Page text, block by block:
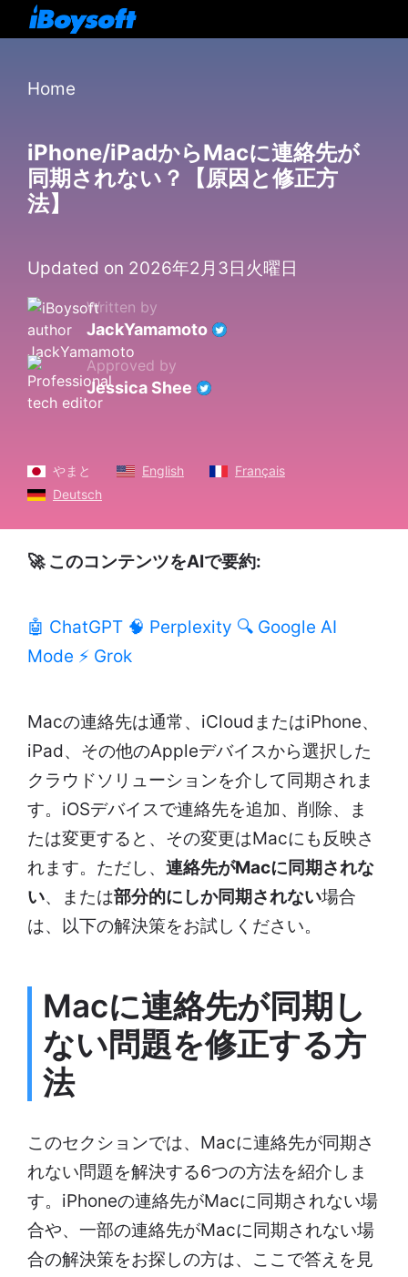
Home
iPhone/iPadからMacに連絡先が
同期されない？【原因と修正方
法】
Updated on 2026年2月3日火曜日
Written by
JackYamamoto
Approved by
Jessica Shee
やまと English
Français
Deutsch
🚀 このコンテンツをAIで要約:
🤖 ChatGPT 🧠 Perplexity 🔍 Google AI
Mode ⚡ Grok
Macの連絡先は通常、iCloudまたはiPhone、
iPad、その他のAppleデバイスから選択した
クラウドソリューションを介して同期されま
す。iOSデバイスで連絡先を追加、削除、ま
たは変更すると、その変更はMacにも反映さ
れます。ただし、 連絡先がMacに同期されな
い、または部分的にしか同期されない場合
は、以下の解決策をお試しください。
Macに連絡先が同期し
ない問題を修正する方
法
このセクションでは、Macに連絡先が同期さ
れない問題を解決する6つの方法を紹介しま
す。iPhoneの連絡先がMacに同期されない場
合や、一部の連絡先がMacに同期されない場
合の解決策をお探しの方は、ここで答えを見